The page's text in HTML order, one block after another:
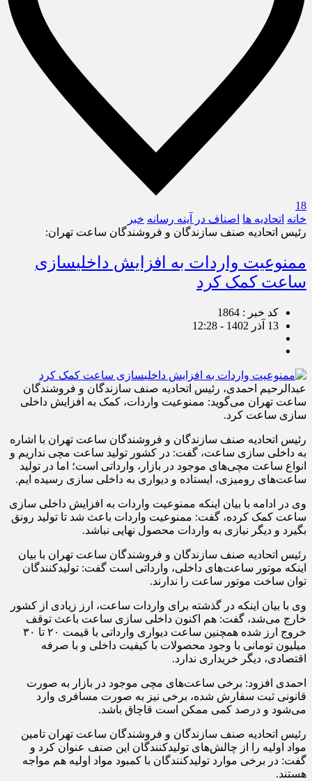
18
خانه اتحادیه ها اصناف در آینه رسانه خبر
رئیس اتحادیه صنف سازندگان و فروشندگان ساعت تهران:
ممنوعیت واردات به افزایش داخلی‎سازی
ساعت کمک کرد
کد خبر : 1864
13 آذر 1402 - 12:28
عبدالرحیم احمدی، رئیس اتحادیه صنف سازندگان و فروشندگان
ساعت تهران می‌گوید: ممنوعیت واردات، کمک به افزایش داخلی
سازی ساعت کرد.
رئیس اتحادیه صنف سازندگان و فروشندگان ساعت تهران با اشاره
به داخلی سازی ساعت، گفت: در کشور تولید ساعت مچی نداریم و
انواع ساعت مچی‌های موجود در بازار، وارداتی است؛ اما در تولید
ساعت‌های رومیزی، ایستاده و دیواری به داخلی سازی رسیده ایم.
وی در ادامه با بیان اینکه ممنوعیت واردات به افزایش داخلی سازی
ساعت کمک کرده، گفت: ممنوعیت واردات باعث شد تا تولید رونق
بگیرد و دیگر نیازی به واردات محصول نهایی نباشد.
رئیس اتحادیه صنف سازندگان و فروشندگان ساعت تهران با بیان
اینکه موتور ساعت‌های داخلی، وارداتی است گفت: تولیدکنندگان
توان ساخت موتور ساعت را ندارند.
وی با بیان اینکه در گذشته برای واردات ساعت، ارز زیادی از کشور
خارج می‌شد، گفت: هم اکنون داخلی سازی ساعت باعث توقف
خروج ارز شده همچنین ساعت دیواری وارداتی با قیمت ۲۰ تا ۳۰
میلیون تومانی با وجود محصولات با کیفیت داخلی و با صرفه
اقتصادی، دیگر خریداری ندارد.
احمدی افزود: برخی ساعت‌های مچی موجود در بازار به صورت
قانونی ثبت سفارش شده، برخی نیز به صورت مسافری وارد
می‌شود و درصد کمی ممکن است قاچاق باشد.
رئیس اتحادیه صنف سازندگان و فروشندگان ساعت تهران تامین
مواد اولیه را از چالش‌های تولیدکنندگان این صنف عنوان کرد و
گفت: در برخی موارد تولیدکنندگان با کمبود مواد اولیه هم مواجه
هستند.